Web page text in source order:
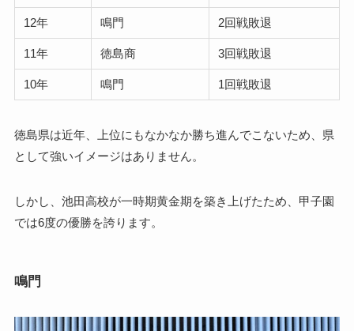
12年 鳴門 2回戦敗退
11年 徳島商 3回戦敗退
10年 鳴門 1回戦敗退
徳島県は近年、上位にもなかなか勝ち進んでこないため、県
として強いイメージはありません。
しかし、池田高校が一時期黄金期を築き上げたため、甲子園
では6度の優勝を誇ります。
鳴門